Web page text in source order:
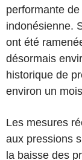
performante
indonésienne.
ont été
désormais
historique de
environ un
Les mesures
aux pressions
la baisse des